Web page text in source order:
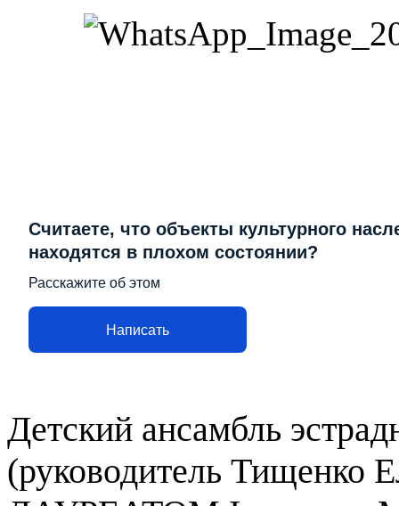
Считаете, что объекты культурного
находятся в плохом состоянии?
Расскажите об этом
Написать
Детский ансамбль
(руководитель Тищенко